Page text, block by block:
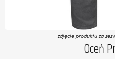
zdjęcie produktu za
Oceń